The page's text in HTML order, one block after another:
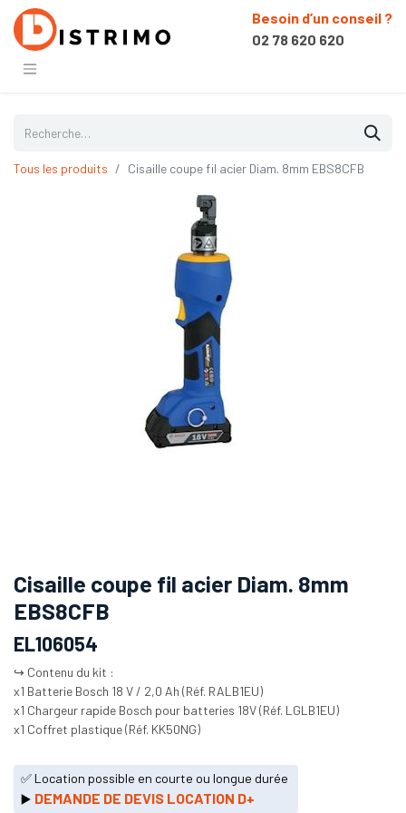
Besoin d’un conseil ?
02 78 620 620
Tous les produits Cisaille coupe fil acier Diam. 8mm EBS8CFB
Cisaille coupe fil acier Diam. 8mm
EBS8CFB
EL106054
↪️ Contenu du kit :
x1 Batterie Bosch 18 V / 2,0 Ah (Réf. RALB1EU)
x1 Chargeur rapide Bosch pour batteries 18V (Réf. LGLB1EU)
x1 Coffret plastique (Réf. KK50NG)
✅ Location possible en courte ou longue durée
▶️ DEMANDE DE DEVIS LOCATION D+